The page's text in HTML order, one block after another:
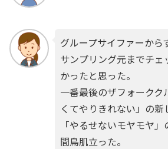
グループサイファーから
サンプリング元までチ
かったと思った。
一番最後のザフォークク
くてやりきれない」の
「やるせないモヤモヤ
間鳥肌立った。